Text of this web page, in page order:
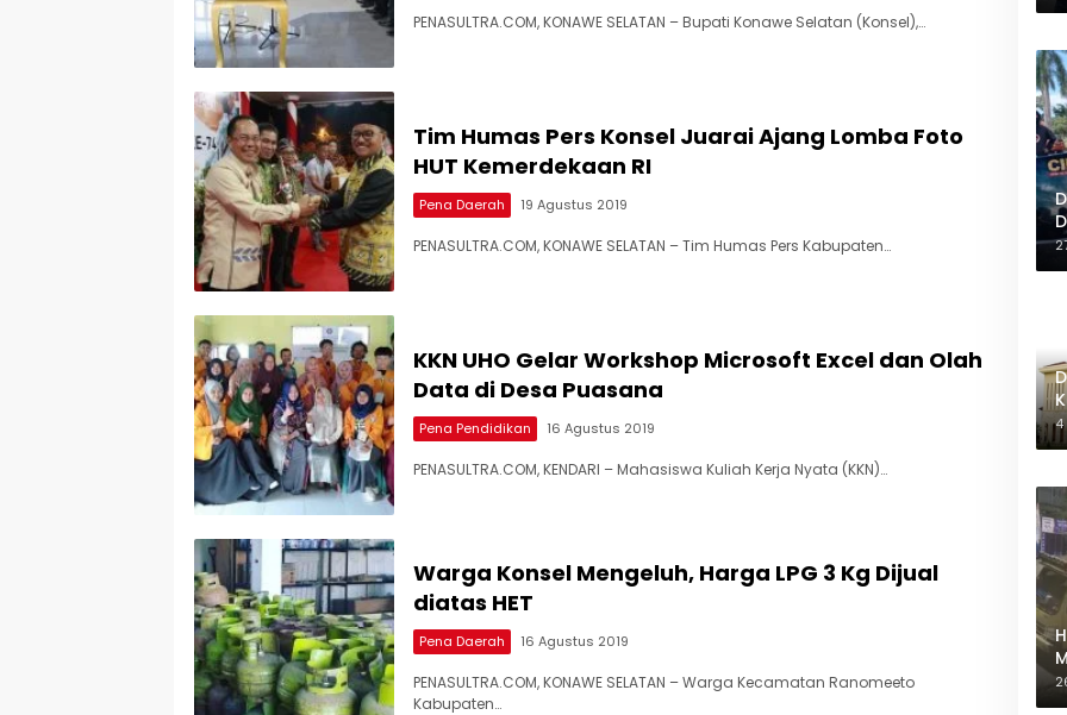
PENASULTRA.COM, KONAWE SELATAN – Bupati Konawe Selatan (Konsel),…
Tim Humas Pers Konsel Juarai Ajang Lomba Foto
HUT Kemerdekaan RI
Pena Daerah 19 Agustus 2019
PENASULTRA.COM, KONAWE SELATAN – Tim Humas Pers Kabupaten…
KKN UHO Gelar Workshop Microsoft Excel dan Olah
Data di Desa Puasana
Pena Pendidikan 16 Agustus 2019
PENASULTRA.COM, KENDARI – Mahasiswa Kuliah Kerja Nyata (KKN)…
Warga Konsel Mengeluh, Harga LPG 3 Kg Dijual
diatas HET
Pena Daerah 16 Agustus 2019
PENASULTRA.COM, KONAWE SELATAN – Warga Kecamatan Ranomeeto
Kabupaten…
4